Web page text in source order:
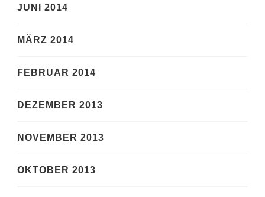
JUNI 2014
MÄRZ 2014
FEBRUAR 2014
DEZEMBER 2013
NOVEMBER 2013
OKTOBER 2013